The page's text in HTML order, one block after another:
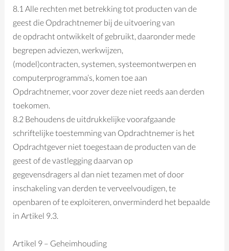
8.1 Alle rechten met betrekking tot producten van de
geest die Opdrachtnemer bij de uitvoering van
de opdracht ontwikkelt of gebruikt, daaronder mede
begrepen adviezen, werkwijzen,
(model)contracten, systemen, systeemontwerpen en
computerprogramma’s, komen toe aan
Opdrachtnemer, voor zover deze niet reeds aan derden
toekomen.
8.2 Behoudens de uitdrukkelijke voorafgaande
schriftelijke toestemming van Opdrachtnemer is het
Opdrachtgever niet toegestaan de producten van de
geest of de vastlegging daarvan op
gegevensdragers al dan niet tezamen met of door
inschakeling van derden te verveelvoudigen, te
openbaren of te exploiteren, onverminderd het bepaalde
in Artikel 9.3.
Artikel 9 – Geheimhouding